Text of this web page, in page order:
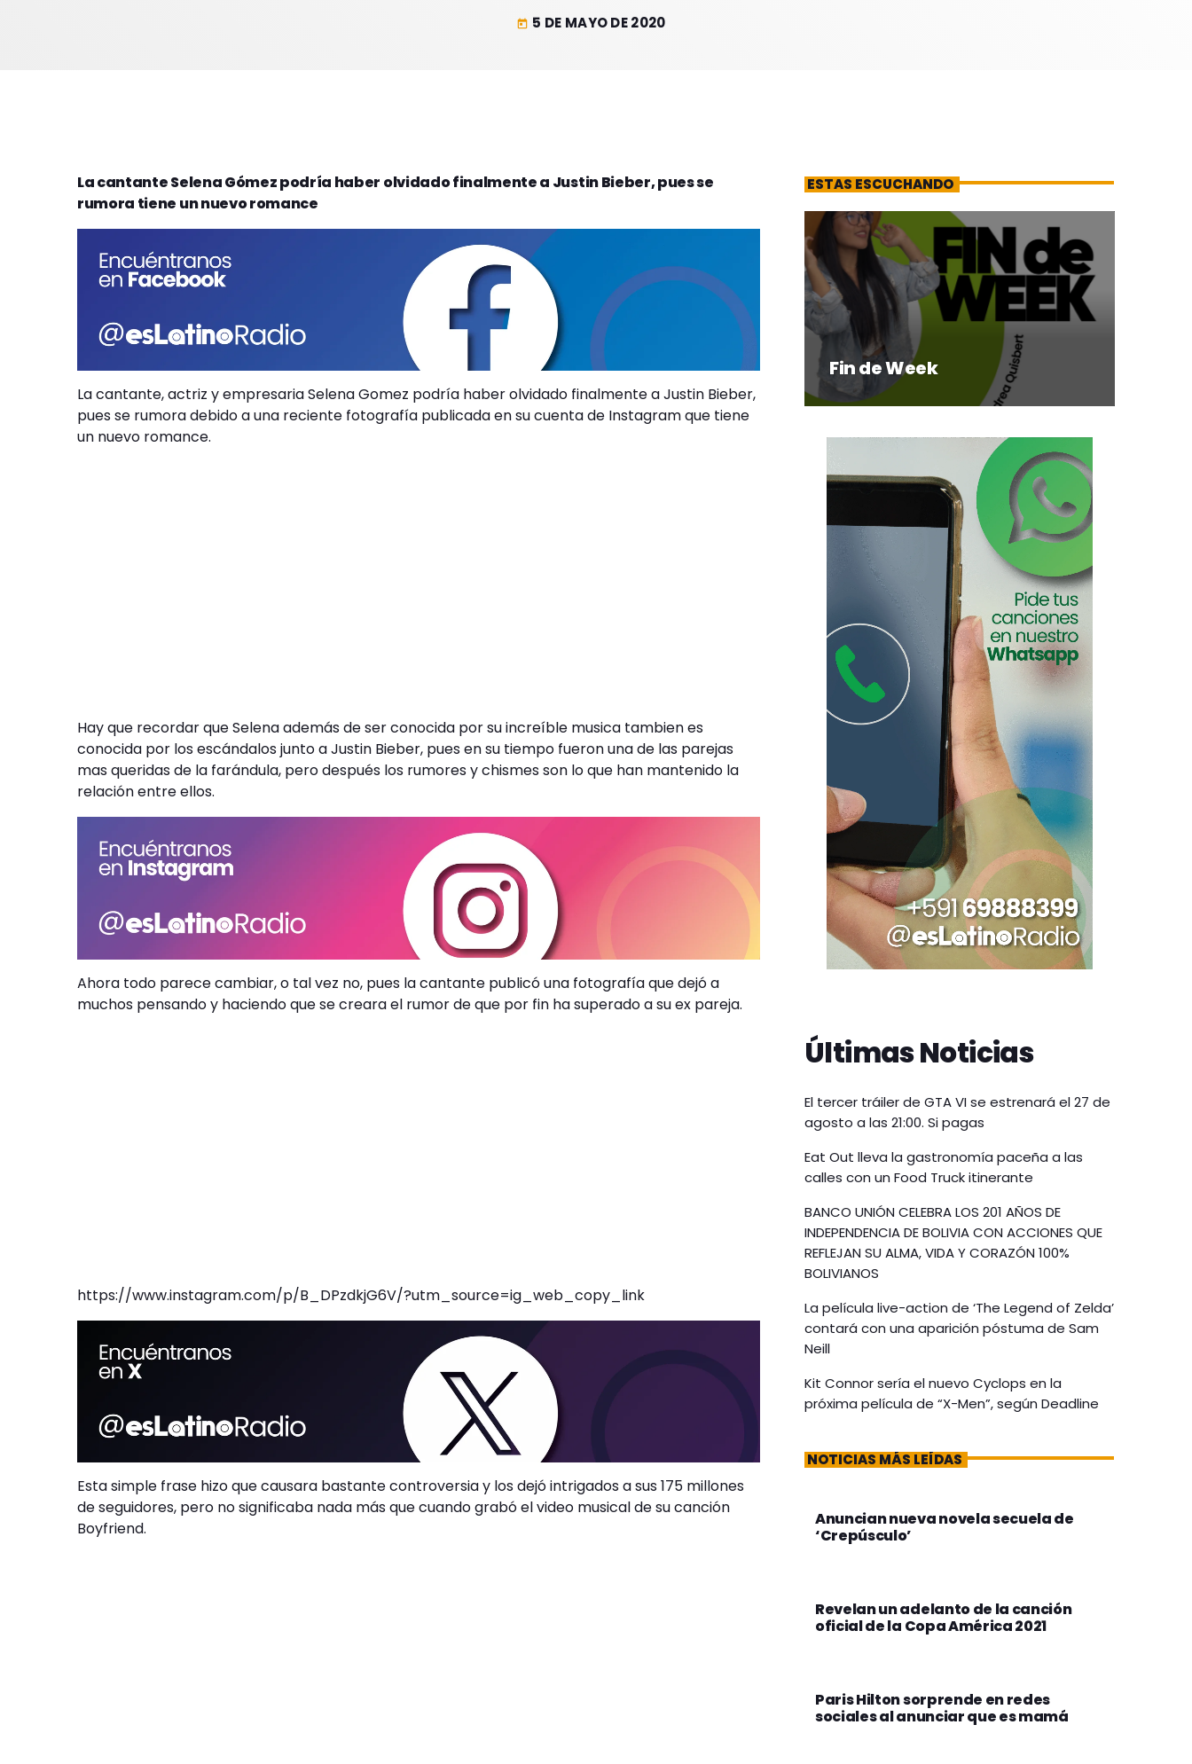
today 5 DE MAYO DE 2020
La cantante Selena Gómez podría haber olvidado finalmente a Justin Bieber, pues se
rumora tiene un nuevo romance
La cantante, actriz y empresaria Selena Gomez podría haber olvidado finalmente a Justin Bieber,
pues se rumora debido a una reciente fotografía publicada en su cuenta de Instagram que tiene
un nuevo romance.
Hay que recordar que Selena además de ser conocida por su increíble musica tambien es
conocida por los escándalos junto a Justin Bieber, pues en su tiempo fueron una de las parejas
mas queridas de la farándula, pero después los rumores y chismes son lo que han mantenido la
relación entre ellos.
Ahora todo parece cambiar, o tal vez no, pues la cantante publicó una fotografía que dejó a
muchos pensando y haciendo que se creara el rumor de que por fin ha superado a su ex pareja.
https://www.instagram.com/p/B_DPzdkjG6V/?utm_source=ig_web_copy_link
Esta simple frase hizo que causara bastante controversia y los dejó intrigados a sus 175 millones
de seguidores, pero no significaba nada más que cuando grabó el video musical de su canción
Boyfriend.
ESTAS ESCUCHANDO
Fin de Week
Últimas Noticias
El tercer tráiler de GTA VI se estrenará el 27 de
agosto a las 21:00. Si pagas
Eat Out lleva la gastronomía paceña a las
calles con un Food Truck itinerante
BANCO UNIÓN CELEBRA LOS 201 AÑOS DE
INDEPENDENCIA DE BOLIVIA CON ACCIONES QUE
REFLEJAN SU ALMA, VIDA Y CORAZÓN 100%
BOLIVIANOS
La película live-action de ‘The Legend of Zelda’
contará con una aparición póstuma de Sam
Neill
Kit Connor sería el nuevo Cyclops en la
próxima película de “X-Men”, según Deadline
NOTICIAS MÁS LEÍDAS
Anuncian nueva novela secuela de
‘Crepúsculo’
Revelan un adelanto de la canción
oficial de la Copa América 2021
Paris Hilton sorprende en redes
sociales al anunciar que es mamá